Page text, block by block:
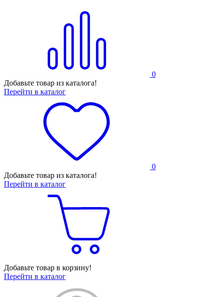
0
Добавьте товар из каталога!
Перейти в каталог
0
Добавьте товар из каталога!
Перейти в каталог
Добавьте товар в корзину!
Перейти в каталог